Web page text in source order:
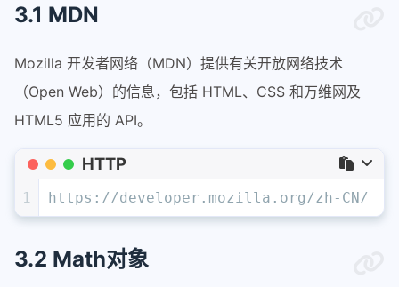
3.1 MDN
Mozilla 开发者网络（MDN）提供有关开放网络技术
（Open Web）的信息，包括 HTML、CSS 和万维网及
HTML5 应用的 API。
HTTP
1 https://developer.mozilla.org/zh-CN/
3.2 Math对象